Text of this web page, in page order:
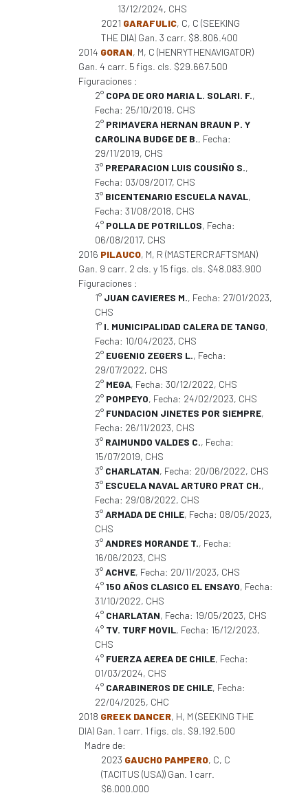
13/12/2024, CHS
2021 GARAFULIC, C, C (SEEKING
THE DIA) Gan. 3 carr. $8.806.400
2014 GORAN, M, C (HENRYTHENAVIGATOR)
Gan. 4 carr. 5 figs. cls. $29.667.500
Figuraciones :
2° COPA DE ORO MARIA L. SOLARI. F.,
Fecha: 25/10/2019, CHS
2° PRIMAVERA HERNAN BRAUN P. Y
CAROLINA BUDGE DE B., Fecha:
29/11/2019, CHS
3° PREPARACION LUIS COUSIÑO S.,
Fecha: 03/09/2017, CHS
3° BICENTENARIO ESCUELA NAVAL,
Fecha: 31/08/2018, CHS
4° POLLA DE POTRILLOS, Fecha:
06/08/2017, CHS
2016 PILAUCO, M, R (MASTERCRAFTSMAN)
Gan. 9 carr. 2 cls. y 15 figs. cls. $48.083.900
Figuraciones :
1° JUAN CAVIERES M., Fecha: 27/01/2023,
CHS
1° I. MUNICIPALIDAD CALERA DE TANGO,
Fecha: 10/04/2023, CHS
2° EUGENIO ZEGERS L., Fecha:
29/07/2022, CHS
2° MEGA, Fecha: 30/12/2022, CHS
2° POMPEYO, Fecha: 24/02/2023, CHS
2° FUNDACION JINETES POR SIEMPRE,
Fecha: 26/11/2023, CHS
3° RAIMUNDO VALDES C., Fecha:
15/07/2019, CHS
3° CHARLATAN, Fecha: 20/06/2022, CHS
3° ESCUELA NAVAL ARTURO PRAT CH.,
Fecha: 29/08/2022, CHS
3°ARMADA DE CHILE, Fecha: 08/05/2023,
CHS
3°ANDRES MORANDE T., Fecha:
16/06/2023, CHS
3°ACHVE, Fecha: 20/11/2023, CHS
4°150 AÑOS CLASICO EL ENSAYO, Fecha:
31/10/2022, CHS
4° CHARLATAN, Fecha: 19/05/2023, CHS
4° TV. TURF MOVIL, Fecha: 15/12/2023,
CHS
4° FUERZA AEREA DE CHILE, Fecha:
01/03/2024, CHS
4° CARABINEROS DE CHILE, Fecha:
22/04/2025, CHC
2018 GREEK DANCER, H, M (SEEKING THE
DIA) Gan. 1 carr. 1 figs. cls. $9.192.500
Madre de:
2023 GAUCHO PAMPERO, C, C
(TACITUS (USA)) Gan. 1 carr.
$6.000.000